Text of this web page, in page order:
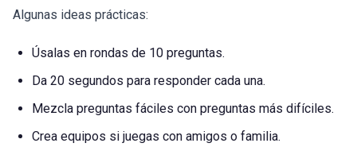
Algunas ideas prácticas:
Úsalas en rondas de 10 preguntas.
Da 20 segundos para responder cada una.
Mezcla preguntas fáciles con preguntas más difíciles.
Crea equipos si juegas con amigos o familia.